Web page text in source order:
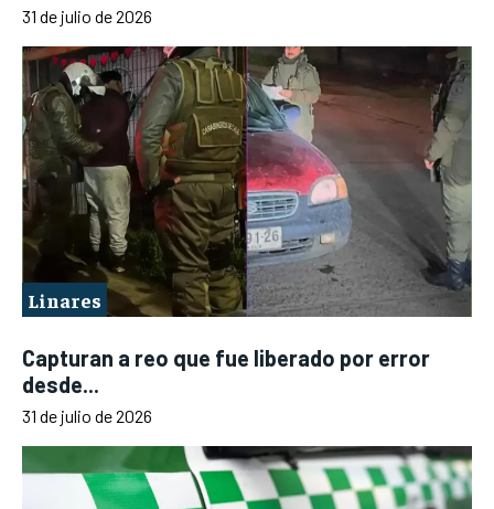
31 de julio de 2026
Linares
Capturan a reo que fue liberado por error
desde...
31 de julio de 2026